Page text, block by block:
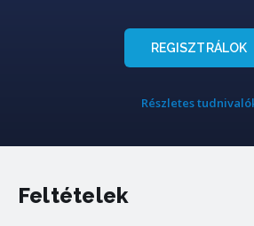
REGISZTRÁLOK
Részletes
Feltételek